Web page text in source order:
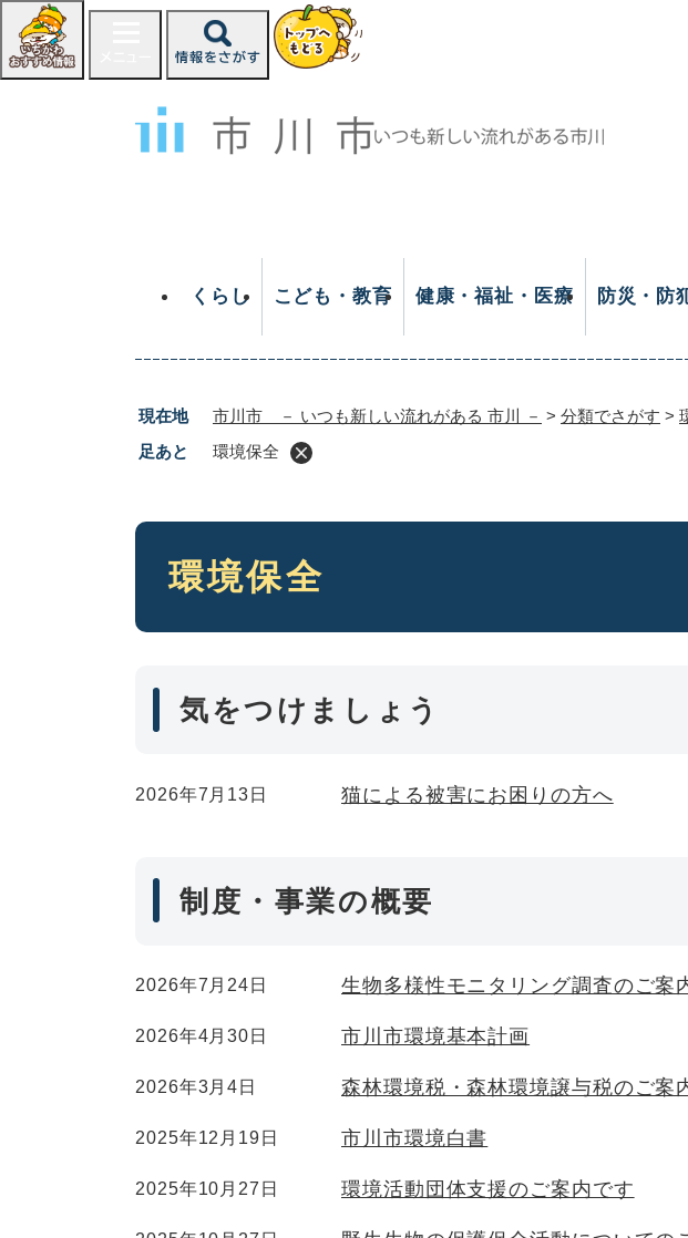
ジ
くらし こども・教育 健康・福祉・医療 防災・防
現在地 市川市 － いつも新しい流れがある 市川 － > 分類でさがす >
足あと
環境保全
本
環境保全
気をつけましょう
2026年7月13日 猫による被害にお困りの方へ
制度・事業の概要
2026年7月24日 生物多様性モニタリング調査のご案
2026年4月30日 市川市環境基本計画
2026年3月4日 森林環境税・森林環境譲与税のご案
2025年12月19日 市川市環境白書
2025年10月27日 環境活動団体支援のご案内です